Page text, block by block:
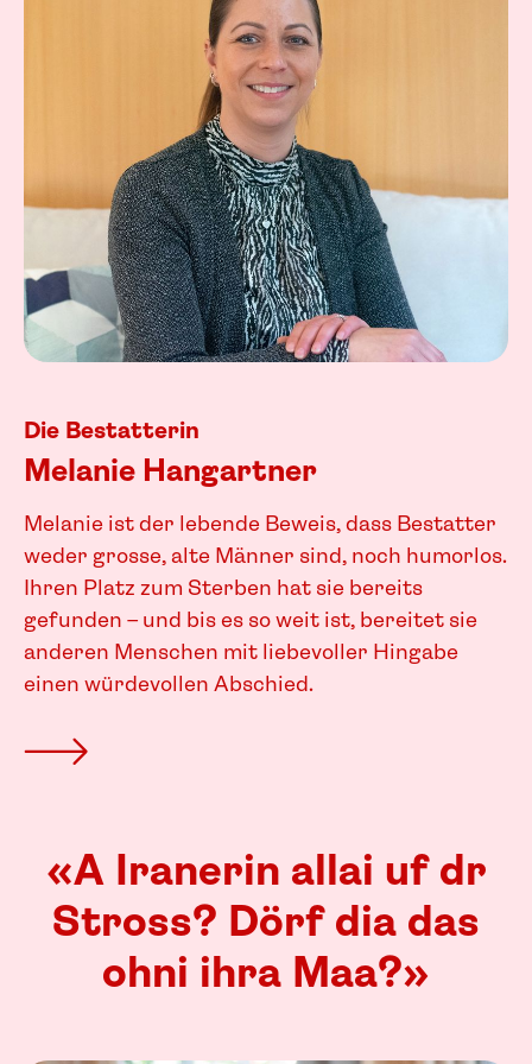
Die Bestatterin
Melanie Hangartner
Melanie ist der lebende Beweis, dass Bestatter
weder grosse, alte Männer sind, noch humorlos.
Ihren Platz zum Sterben hat sie bereits
gefunden – und bis es so weit ist, bereitet sie
anderen Menschen mit liebevoller Hingabe
einen würdevollen Abschied.
«A Iranerin allai uf dr
Stross? Dörf dia das
ohni ihra Maa?»